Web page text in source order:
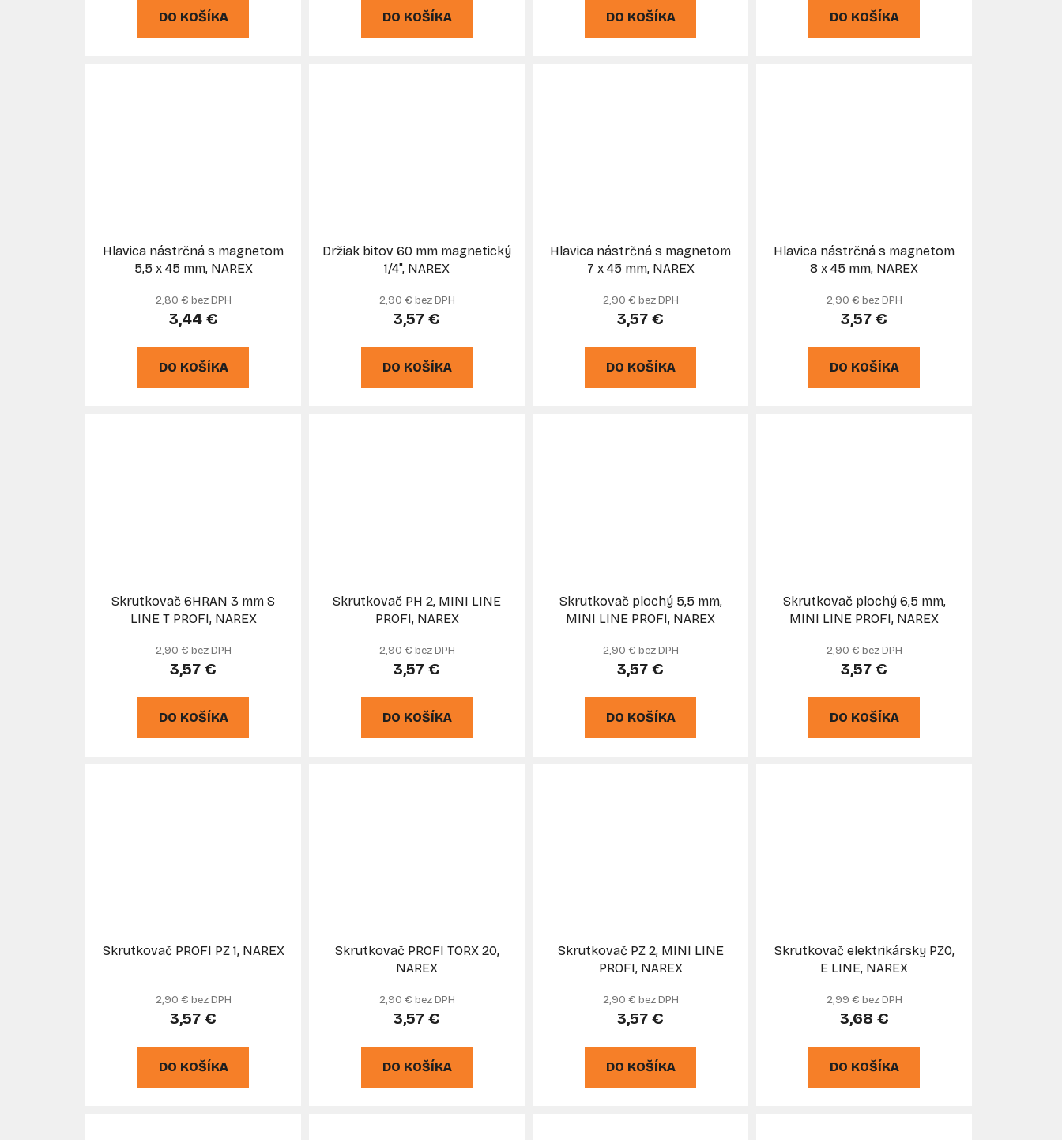
DO KOŠÍKA DO KOŠÍKA DO KOŠÍKA DO KOŠÍKA
Hlavica nástrčná s magnetom
5,5 x 45 mm, NAREX
2,80 € bez DPH
3,44 €
DO KOŠÍKA
Držiak bitov 60 mm magnetický
1/4", NAREX
2,90 € bez DPH
3,57 €
DO KOŠÍKA
Hlavica nástrčná s magnetom
7 x 45 mm, NAREX
2,90 € bez DPH
3,57 €
DO KOŠÍKA
Hlavica nástrčná s magnetom
8 x 45 mm, NAREX
2,90 € bez DPH
3,57 €
DO KOŠÍKA
Skrutkovač 6HRAN 3 mm S
LINE T PROFI, NAREX
2,90 € bez DPH
3,57 €
DO KOŠÍKA
Skrutkovač PH 2, MINI LINE
PROFI, NAREX
2,90 € bez DPH
3,57 €
DO KOŠÍKA
Skrutkovač plochý 5,5 mm,
MINI LINE PROFI, NAREX
2,90 € bez DPH
3,57 €
DO KOŠÍKA
Skrutkovač plochý 6,5 mm,
MINI LINE PROFI, NAREX
2,90 € bez DPH
3,57 €
DO KOŠÍKA
Skrutkovač PROFI PZ 1, NAREX
2,90 € bez DPH
3,57 €
DO KOŠÍKA
Skrutkovač PROFI TORX 20,
NAREX
2,90 € bez DPH
3,57 €
DO KOŠÍKA
Skrutkovač PZ 2, MINI LINE
PROFI, NAREX
2,90 € bez DPH
3,57 €
DO KOŠÍKA
Skrutkovač elektrikársky PZ0,
E LINE, NAREX
2,99 € bez DPH
3,68 €
DO KOŠÍKA